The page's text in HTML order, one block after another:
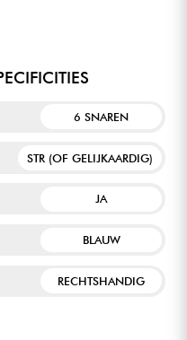
6 SNAREN
STR (OF GELIJKAARDIG)
JA
BLAUW
RECHTSHANDIG